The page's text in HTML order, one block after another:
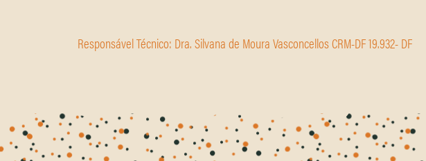
Responsável Técnico: Dra. Silvana de Moura Vasconcellos CRM-DF 19.932- DF